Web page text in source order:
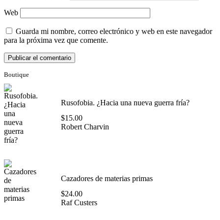
Web
Guarda mi nombre, correo electrónico y web en este navegador
para la próxima vez que comente.
Boutique
Rusofobia. ¿Hacia una nueva guerra fría?
$15.00
Robert Charvin
Cazadores de materias primas
$24.00
Raf Custers